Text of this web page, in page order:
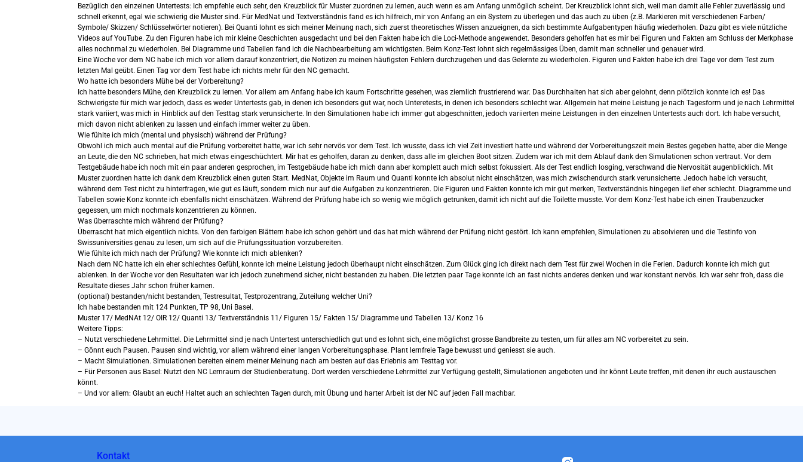
Bezüglich den einzelnen Untertests: Ich empfehle euch sehr, den Kreuzblick für Muster zuordnen zu lernen, auch wenn es am Anfang unmöglich scheint. Der Kreuzblick lohnt sich, weil man damit alle Fehler zuverlässig und
schnell erkennt, egal wie schwierig die Muster sind. Für MedNat und Textverständnis fand es ich hilfreich, mir von Anfang an ein System zu überlegen und das auch zu üben (z.B. Markieren mit verschiedenen Farben/
Symbole/ Skizzen/ Schlüsselwörter notieren). Bei Quanti lohnt es sich meiner Meinung nach, sich zuerst theoretisches Wissen anzueignen, da sich bestimmte Aufgabentypen häufig wiederholen. Dazu gibt es viele nützliche
Videos auf YouTube. Zu den Figuren habe ich mir kleine Geschichten ausgedacht und bei den Fakten habe ich die Loci-Methode angewendet. Besonders geholfen hat es mir bei Figuren und Fakten am Schluss der Merkphase
alles nochnmal zu wiederholen. Bei Diagramme und Tabellen fand ich die Nachbearbeitung am wichtigsten. Beim Konz-Test lohnt sich regelmässiges Üben, damit man schneller und genauer wird.
Eine Woche vor dem NC habe ich mich vor allem darauf konzentriert, die Notizen zu meinen häufigsten Fehlern durchzugehen und das Gelernte zu wiederholen. Figuren und Fakten habe ich drei Tage vor dem Test zum
letzten Mal geübt. Einen Tag vor dem Test habe ich nichts mehr für den NC gemacht.
Wo hatte ich besonders Mühe bei der Vorbereitung?
Ich hatte besonders Mühe, den Kreuzblick zu lernen. Vor allem am Anfang habe ich kaum Fortschritte gesehen, was ziemlich frustrierend war. Das Durchhalten hat sich aber gelohnt, denn plötzlich konnte ich es! Das
Schwierigste für mich war jedoch, dass es weder Untertests gab, in denen ich besonders gut war, noch Unteretests, in denen ich besonders schlecht war. Allgemein hat meine Leistung je nach Tagesform und je nach Lehrmittel
stark variiert, was mich in Hinblick auf den Testtag stark verunsicherte. In den Simulationen habe ich immer gut abgeschnitten, jedoch variierten meine Leistungen in den einzelnen Untertests auch dort. Ich habe versucht,
mich davon nicht ablenken zu lassen und einfach immer weiter zu üben.
Wie fühlte ich mich (mental und physisch) während der Prüfung?
Obwohl ich mich auch mental auf die Prüfung vorbereitet hatte, war ich sehr nervös vor dem Test. Ich wusste, dass ich viel Zeit investiert hatte und während der Vorbereitungszeit mein Bestes gegeben hatte, aber die Menge
an Leute, die den NC schrieben, hat mich etwas eingeschüchtert. Mir hat es geholfen, daran zu denken, dass alle im gleichen Boot sitzen. Zudem war ich mit dem Ablauf dank den Simulationen schon vertraut. Vor dem
Testgebäude habe ich noch mit ein paar anderen gesprochen, im Testgebäude habe ich mich dann aber komplett auch mich selbst fokussiert. Als der Test endlich losging, verschwand die Nervosität augenblicklich. Mit
Muster zuordnen hatte ich dank dem Kreuzblick einen guten Start. MedNat, Objekte im Raum und Quanti konnte ich absolut nicht einschätzen, was mich zwischendurch stark verunsicherte. Jedoch habe ich versucht,
während dem Test nicht zu hinterfragen, wie gut es läuft, sondern mich nur auf die Aufgaben zu konzentrieren. Die Figuren und Fakten konnte ich mir gut merken, Textverständnis hingegen lief eher schlecht. Diagramme und
Tabellen sowie Konz konnte ich ebenfalls nicht einschätzen. Während der Prüfung habe ich so wenig wie möglich getrunken, damit ich nicht auf die Toilette musste. Vor dem Konz-Test habe ich einen Traubenzucker
gegessen, um mich nochmals konzentrieren zu können.
Was überraschte mich während der Prüfung?
Überrascht hat mich eigentlich nichts. Von den farbigen Blättern habe ich schon gehört und das hat mich während der Prüfung nicht gestört. Ich kann empfehlen, Simulationen zu absolvieren und die Testinfo von
Swissuniversities genau zu lesen, um sich auf die Prüfungssituation vorzubereiten.
Wie fühlte ich mich nach der Prüfung? Wie konnte ich mich ablenken?
Nach dem NC hatte ich ein eher schlechtes Gefühl, konnte ich meine Leistung jedoch überhaupt nicht einschätzen. Zum Glück ging ich direkt nach dem Test für zwei Wochen in die Ferien. Dadurch konnte ich mich gut
ablenken. In der Woche vor den Resultaten war ich jedoch zunehmend sicher, nicht bestanden zu haben. Die letzten paar Tage konnte ich an fast nichts anderes denken und war konstant nervös. Ich war sehr froh, dass die
Resultate dieses Jahr schon früher kamen.
(optional) bestanden/nicht bestanden, Testresultat, Testprozentrang, Zuteilung welcher Uni?
Ich habe bestanden mit 124 Punkten, TP 98, Uni Basel.
Muster 17/ MedNAt 12/ OIR 12/ Quanti 13/ Textverständnis 11/ Figuren 15/ Fakten 15/ Diagramme und Tabellen 13/ Konz 16
Weitere Tipps:
– Nutzt verschiedene Lehrmittel. Die Lehrmittel sind je nach Untertest unterschiedlich gut und es lohnt sich, eine möglichst grosse Bandbreite zu testen, um für alles am NC vorbereitet zu sein.
– Gönnt euch Pausen. Pausen sind wichtig, vor allem während einer langen Vorbereitungsphase. Plant lernfreie Tage bewusst und geniesst sie auch.
– Macht Simulationen. Simulationen bereiten einem meiner Meinung nach am besten auf das Erlebnis am Testtag vor.
– Für Personen aus Basel: Nutzt den NC Lernraum der Studienberatung. Dort werden verschiedene Lehrmittel zur Verfügung gestellt, Simulationen angeboten und ihr könnt Leute treffen, mit denen ihr euch austauschen
könnt.
– Und vor allem: Glaubt an euch! Haltet auch an schlechten Tagen durch, mit Übung und harter Arbeit ist der NC auf jeden Fall machbar.
Kontakt